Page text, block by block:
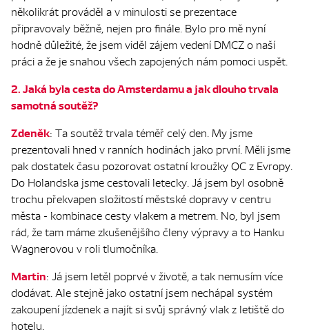
několikrát prováděl a v minulosti se prezentace
připravovaly běžně, nejen pro finále. Bylo pro mě nyní
hodně důležité, že jsem viděl zájem vedení DMCZ o naší
práci a že je snahou všech zapojených nám pomoci uspět.
2. Jaká byla cesta do Amsterdamu a jak dlouho trvala
samotná soutěž?
Zdeněk: Ta soutěž trvala téměř celý den. My jsme
prezentovali hned v ranních hodinách jako první. Měli jsme
pak dostatek času pozorovat ostatní kroužky QC z Evropy.
Do Holandska jsme cestovali letecky. Já jsem byl osobně
trochu překvapen složitostí městské dopravy v centru
města - kombinace cesty vlakem a metrem. No, byl jsem
rád, že tam máme zkušenějšího členy výpravy a to Hanku
Wagnerovou v roli tlumočníka.
Martin: Já jsem letěl poprvé v životě, a tak nemusím více
dodávat. Ale stejně jako ostatní jsem nechápal systém
zakoupení jízdenek a najít si svůj správný vlak z letiště do
hotelu.